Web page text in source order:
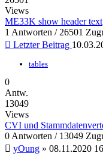
Views
ME33K show header text
1 Antworten / 26501
Letzter Beitrag
tables
0
Antw.
13049
Views
CVI und
0 Antworten / 13049
yOung » 08.11.2020